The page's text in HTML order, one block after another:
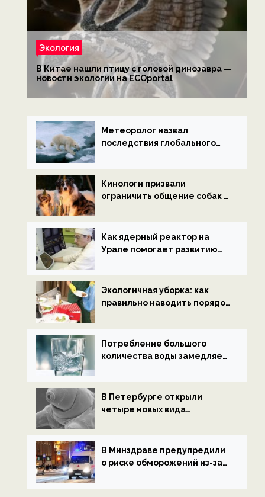
Экология
В Китае нашли птицу с головой динозавра —
новости экологии на ECOportal
Метеоролог назвал
последствия глобального
ECOportal
Кинологи призвали
ограничить общение собак с
ECOportal
Как ядерный реактор на
Урале помогает развитию
ECOportal
Экологичная уборка: как
правильно наводить порядок
Потребление большого
количества воды замедляет
В Петербурге открыли
четыре новых вида
экологии на ECOportal
В Минздраве предупредили
о риске обморожений из-за
на ECOportal